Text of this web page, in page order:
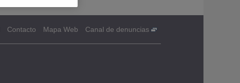
Contacto Mapa Web Canal de denuncias